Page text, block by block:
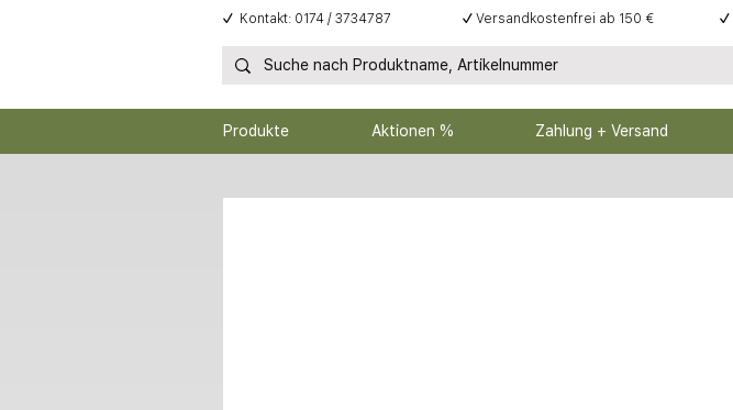
Produkte Aktionen % Zahlung + Versand
✓ Kontakt: 0174 / 3734787 ✓ Versandkostenfrei ab 150 € ✓